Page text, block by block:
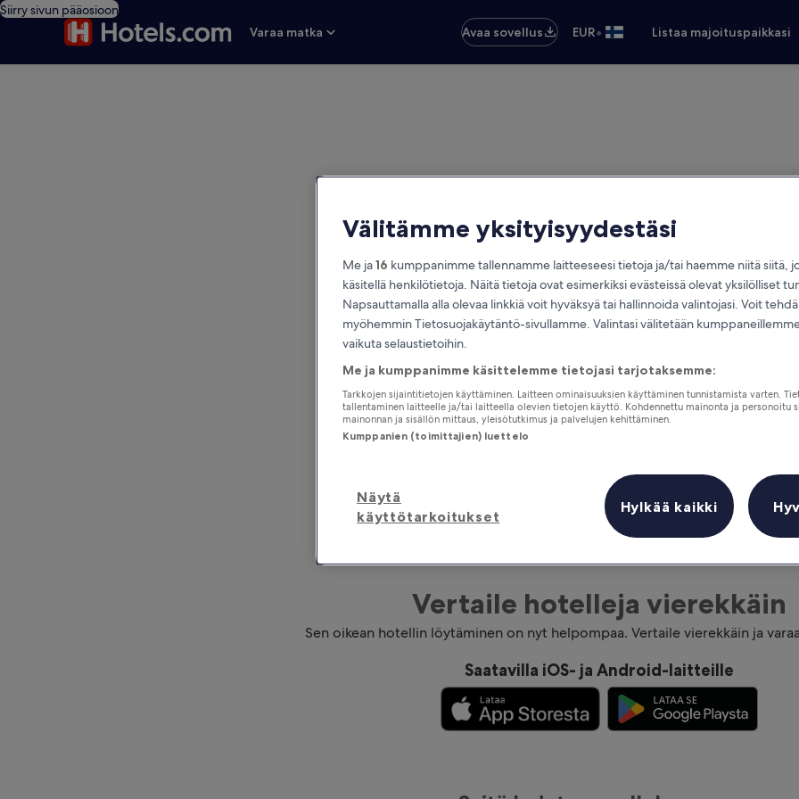
Siirry sivun pääosioon
Varaa matka
Avaa sovellus EUR• Listaa majoituspaikkasi
Vertaile hotelleja vierekkäin
Sen oikean hotellin löytäminen on nyt helpompaa. Vertaile vierekkäin ja
Saatavilla iOS- ja Android-laitteille
Välitämme yksityisyydestäsi
Me ja16 kumppanimme tallennamme laitteeseesi tietoja ja/tai haemme niitä siitä,
käsitellä henkilötietoja. Näitä tietoja ovat esimerkiksi evästeissä olevat yksilölliset
Napsauttamalla alla olevaa linkkiä voit hyväksyä tai hallinnoida valintojasi. Voit
myöhemmin Tietosuojakäytäntö-sivullamme. Valintasi välitetään
vaikuta selaustietoihin.
Me ja kumppanimme käsittelemme tietojasi tarjotaksemme:
Tarkkojen sijaintitietojen käyttäminen. Laitteen ominaisuuksien käyttäminen tunnistamista varten.
tallentaminen laitteelle ja/tai laitteella olevien tietojen käyttö. Kohdennettu mainonta ja personoitu
mainonnan ja sisällön mittaus, yleisötutkimus ja palvelujen kehittäminen.
Kumppanien (toimittajien) luettelo
Näytä
käyttötarkoitukset
Hylkää kaikki